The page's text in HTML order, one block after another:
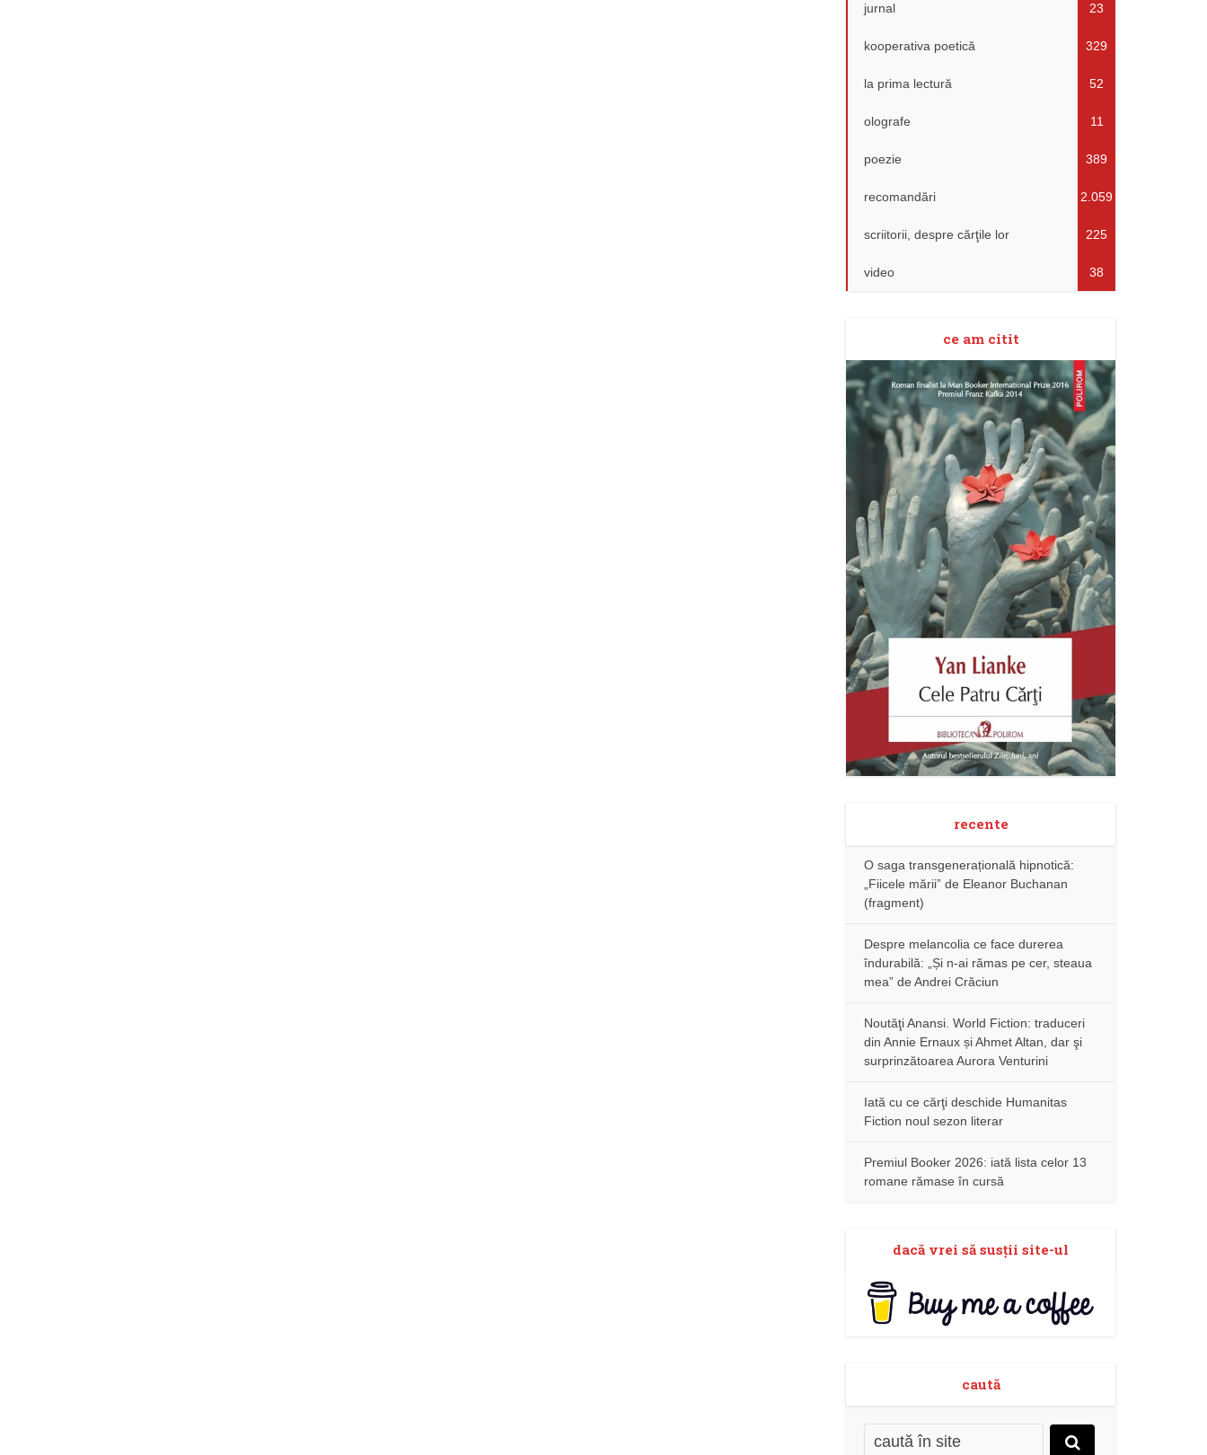
jurnal 23
kooperativa poetică 329
la prima lectură 52
olografe 11
poezie 389
recomandări 2.059
scriitorii, despre cărţile lor 225
video 38
ce am citit
recente
O saga transgenerațională hipnotică:
„Fiicele mării” de Eleanor Buchanan
(fragment)
Despre melancolia ce face durerea
îndurabilă: „Și n-ai rămas pe cer, steaua
mea” de Andrei Crăciun
Noutăţi Anansi. World Fiction: traduceri
din Annie Ernaux și Ahmet Altan, dar şi
surprinzătoarea Aurora Venturini
Iată cu ce cărţi deschide Humanitas
Fiction noul sezon literar
Premiul Booker 2026: iată lista celor 13
romane rămase în cursă
dacă vrei să susţii site-ul
caută